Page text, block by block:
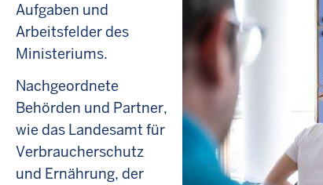
Aufgaben und
Arbeitsfelder des
Ministeriums.
Nachgeordnete
Behörden und Partner,
wie das Landesamt für
Verbraucherschutz
und Ernährung, der